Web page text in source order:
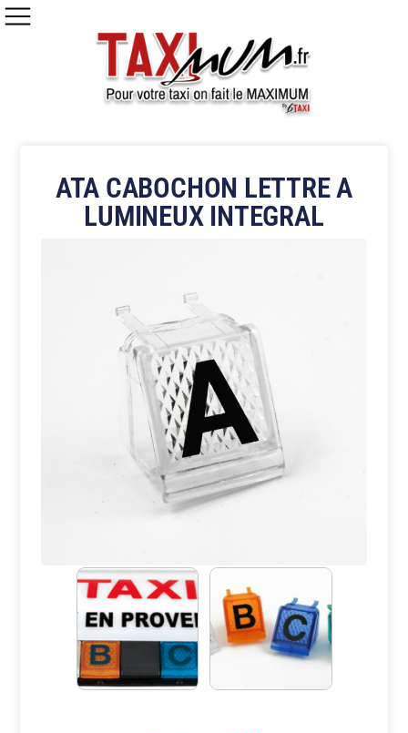
ATA CABOCHON LETTRE A
LUMINEUX INTEGRAL